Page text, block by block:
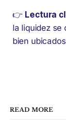
👉 Lectura
la liquidez se
bien
READ MORE